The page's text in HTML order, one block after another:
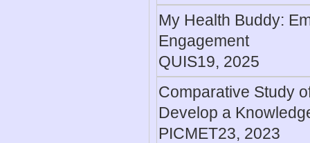
My Health Buddy:
Engagement
QUIS19, 2025
Comparative Study
Develop a
PICMET23, 2023